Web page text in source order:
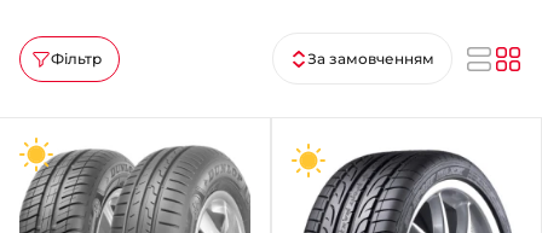
+38 (095) 276-44-44
+38 (067) 911-14-14
- на Щепкіна
+38 (098) 911-911-0
- на Тополі
Фільтр За замовченням